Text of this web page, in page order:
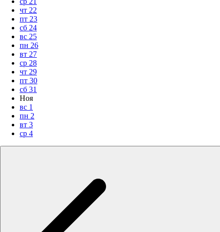
чт 22
пт 23
сб 24
вс 25
пн 26
вт 27
ср 28
чт 29
пт 30
сб 31
Ноя
вс 1
пн 2
вт 3
ср 4